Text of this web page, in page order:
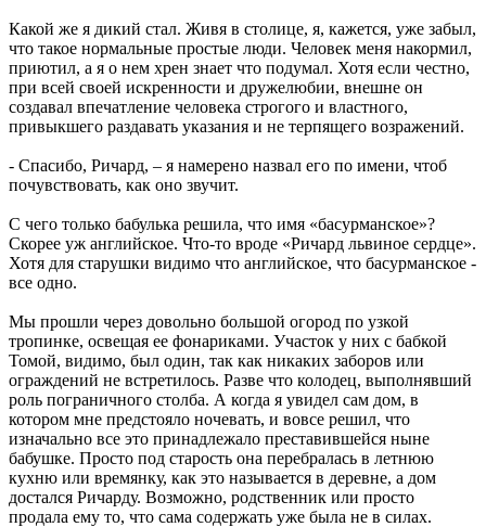
Какой же я дикий стал. Живя в столице, я, кажется, уже забыл,
что такое нормальные простые люди. Человек меня накормил,
приютил, а я о нем хрен знает что подумал. Хотя если честно,
при всей своей искренности и дружелюбии, внешне он
создавал впечатление человека строгого и властного,
привыкшего раздавать указания и не терпящего возражений.
- Спасибо, Ричард, – я намерено назвал его по имени, чтоб
почувствовать, как оно звучит.
С чего только бабулька решила, что имя «басурманское»?
Скорее уж английское. Что-то вроде «Ричард львиное сердце».
Хотя для старушки видимо что английское, что басурманское -
все одно.
Мы прошли через довольно большой огород по узкой
тропинке, освещая ее фонариками. Участок у них с бабкой
Томой, видимо, был один, так как никаких заборов или
ограждений не встретилось. Разве что колодец, выполнявший
роль пограничного столба. А когда я увидел сам дом, в
котором мне предстояло ночевать, и вовсе решил, что
изначально все это принадлежало преставившейся ныне
бабушке. Просто под старость она перебралась в летнюю
кухню или времянку, как это называется в деревне, а дом
достался Ричарду. Возможно, родственник или просто
продала ему то, что сама содержать уже была не в силах.